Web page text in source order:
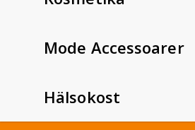
Mode Accessoarer
Hälsokost